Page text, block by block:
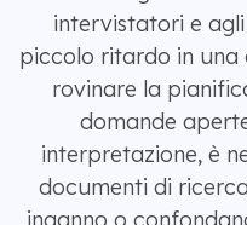
intervistatori e
piccolo ritardo in una
rovinare la
domande
interpretazione, è
documenti di